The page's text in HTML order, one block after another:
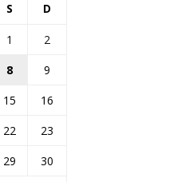
S D
1
2
8
9
15
16
22
23
29
30